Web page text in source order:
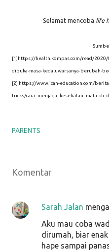
Selamat mencoba life
[1]https://health.kompas.com/read/
dibuka-masa-kedaluwarsanya-berubah-
[2] https://www.ican-education.com/
tricks/
PARENTS
Komentar
Sarah Jalan
Aku mau coba
dirumah, biar
hape sampai